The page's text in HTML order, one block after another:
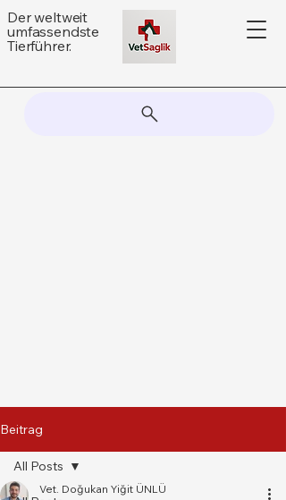
Der weltweit
umfassendste
Tierführer.
Beitrag
All Posts
Vet. Doğukan Yiğit ÜNLÜ